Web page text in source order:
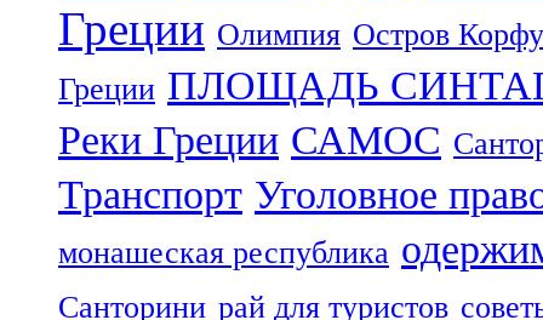
Греции Олимпия Остров Корфу
Греции ПЛОЩАДЬ
Реки Греции САМОС
Транспорт Уголовное
монашеская республика
Санторини рай для туристов